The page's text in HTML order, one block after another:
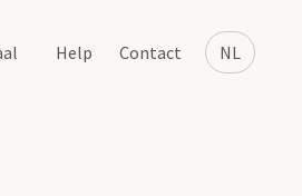
NL
Help Contact